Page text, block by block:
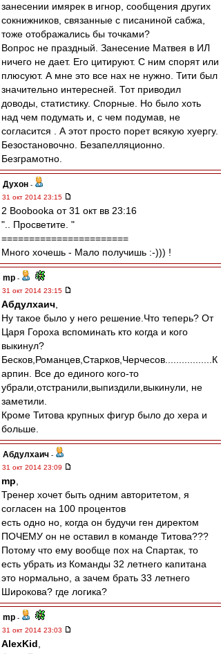
занесении имярек в игнор, сообщения других
сокнижников, связанные с писаниной сабжа,
тоже отображались бы точками?
Вопрос не праздный. Занесение Матвея в ИЛ
ничего не дает. Его цитируют. С ним спорят или
плюсуют. А мне это все нах не нужно. Тити был
значительно интересней. Тот приводил
доводы, статистику. Спорные. Но было хоть
над чем подумать и, с чем подумав, не
согласится . А этот просто порет всякую хуергу.
Безостановочно. Безапелляционно.
Безграмотно.
Духон -
31 окт 2014 23:15
2 Boobooka от 31 окт вв 23:16
".. Просветите. "
=======================
Много хочешь - Мало получишь :-))) !
mp -
31 окт 2014 23:15
Абдулхаич
Ну такое было у него решение.Что теперь? От
Царя Гороха вспоминать кто когда и кого
выкинул?
Бесков,Романцев,Старков,Черчесов.................К
арпин. Все до единого кого-то
убрали,отстранили,выпиздили,выкинули, не
заметили.
Кроме Титова крупных фигур было до хера и
больше.
Абдулхаич -
31 окт 2014 23:09
mp
Тренер хочет быть одним авторитетом, я
согласен на 100 процентов
есть одно но, когда он будучи ген директом
ПОЧЕМУ он не оставил в команде Титова???
Потому что ему вообще пох на Спартак, то
есть убрать из Команды 32 летнего капитана
это нормально, а зачем брать 33 летнего
Широкова? где логика?
mp -
31 окт 2014 23:03
AlexKid